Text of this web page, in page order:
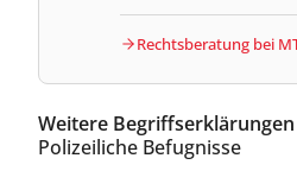
Rechtsberatung bei
Weitere Begriffserklärungen
Polizeiliche Befugnisse